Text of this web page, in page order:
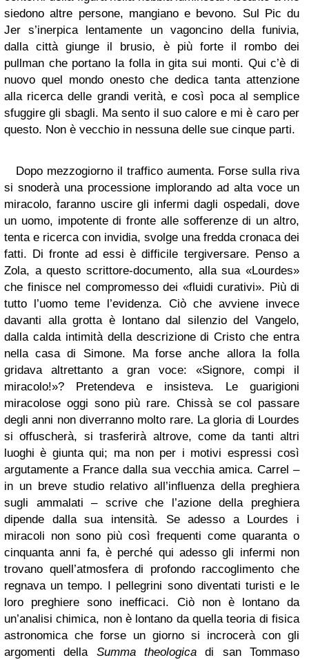
siedono altre persone, mangiano e bevono. Sul Pic du
Jer s’inerpica lentamente un vagoncino della funivia,
dalla città giunge il brusio, è più forte il rombo dei
pullman che portano la folla in gita sui monti. Qui c’è di
nuovo quel mondo onesto che dedica tanta attenzione
alla ricerca delle grandi verità, e così poca al semplice
sfuggire gli sbagli. Ma sento il suo calore e mi è caro per
questo. Non è vecchio in nessuna delle sue cinque parti.
Dopo mezzogiorno il traffico aumenta. Forse sulla riva
si snoderà una processione implorando ad alta voce un
miracolo, faranno uscire gli infermi dagli ospedali, dove
un uomo, impotente di fronte alle sofferenze di un altro,
tenta e ricerca con invidia, svolge una fredda cronaca dei
fatti. Di fronte ad essi è difficile tergiversare. Penso a
Zola, a questo scrittore-documento, alla sua «Lourdes»
che finisce nel compromesso dei «fluidi curativi». Più di
tutto l’uomo teme l’evidenza. Ciò che avviene invece
davanti alla grotta è lontano dal silenzio del Vangelo,
dalla calda intimità della descrizione di Cristo che entra
nella casa di Simone. Ma forse anche allora la folla
gridava altrettanto a gran voce: «Signore, compi il
miracolo!»? Pretendeva e insisteva. Le guarigioni
miracolose oggi sono più rare. Chissà se col passare
degli anni non diverranno molto rare. La gloria di Lourdes
si offuscherà, si trasferirà altrove, come da tanti altri
luoghi è giunta qui; ma non per i motivi espressi così
argutamente a France dalla sua vecchia amica. Carrel –
in un breve studio relativo all’influenza della preghiera
sugli ammalati – scrive che l’azione della preghiera
dipende dalla sua intensità. Se adesso a Lourdes i
miracoli non sono più così frequenti come quaranta o
cinquanta anni fa, è perché qui adesso gli infermi non
trovano quell’atmosfera di profondo raccoglimento che
regnava un tempo. I pellegrini sono diventati turisti e le
loro preghiere sono inefficaci. Ciò non è lontano da
un’analisi chimica, non è lontano da quella teoria di fisica
astronomica che forse un giorno si incrocerà con gli
argomenti della Summa theologicadi san Tommaso